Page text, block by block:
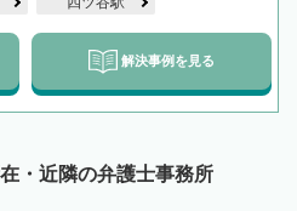
解決事例を見る
・近隣の弁護士事務所